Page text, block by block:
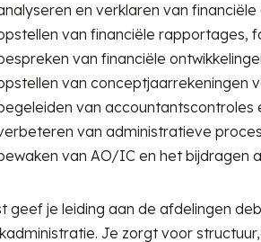
en verklaren van financiële
van financiële rapportages,
van financiële
van conceptjaarrekeningen
van
van administratieve
van AO/IC en het bijdragen
geef je leiding aan de afdelingen
Je zorgt voor